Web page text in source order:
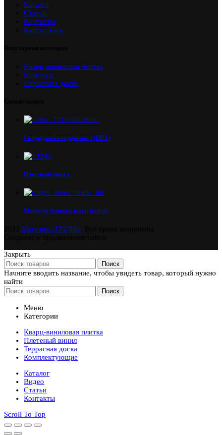
Каталог
Статьи
Контакты
Карта сайта
Кварц-виниловая плитка
Микодур
Паркетная доска
Гибридный кварц-винил (ПВХ)
Плетеный винил
Микодур (минеральная плита)
Магазин «ПОЛЫ»
Закрыть
Поиск
Начните вводить название, чтобы увидеть товар, который нужно
найти
Поиск
Меню
Категории
Кварц-виниловая плитка
Плетеный винил
Террасная доска
Комплектующие
Каталог
Видео
Статьи
Контакты
Scroll To Top